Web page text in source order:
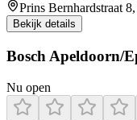
Prins Bernhardstraat
Bekijk details
Bosch Apeldoorn/
Nu open